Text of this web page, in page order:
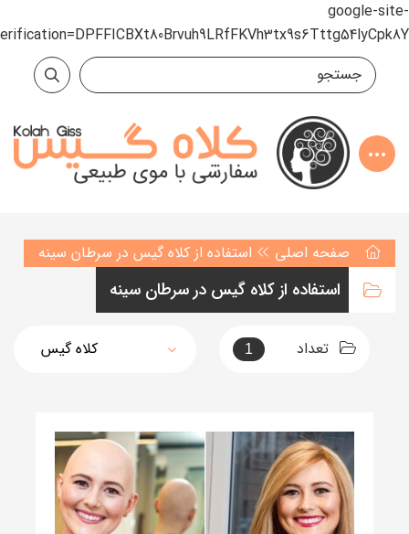
google-site-
صفحه اصلی استفاده از کلاه گیس در سرطان سینه
استفاده از کلاه گیس در سرطان سینه
تعداد 1